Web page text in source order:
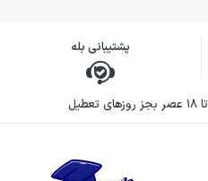
پشتیبانی بله